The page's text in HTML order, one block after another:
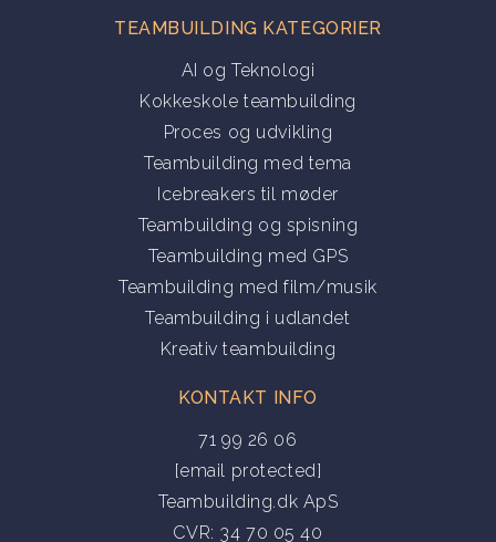
TEAMBUILDING KATEGORIER
AI og Teknologi
Kokkeskole teambuilding
Proces og udvikling
Teambuilding med tema
Icebreakers til møder
Teambuilding og spisning
Teambuilding med GPS
Teambuilding med film/musik
Teambuilding i udlandet
Kreativ teambuilding
KONTAKT INFO
71 99 26 06
[email protected]
Teambuilding.dk ApS
CVR: 34 70 05 40